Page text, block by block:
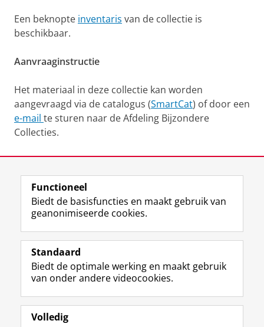
Een beknopte inventaris van de collectie is
beschikbaar.
Aanvraaginstructie
Het materiaal in deze collectie kan worden
aangevraagd via de catalogus (SmartCat) of door een
e-mail te sturen naar de Afdeling Bijzondere
Collecties.
View this page in:English
Volg ons op
M
a
t
o
o
I
n
t
r
De UB voor medewerkers
Praktisch
Functioneel
Biedt de basisfuncties en maakt gebruik van
geanonimiseerde cookies.
Standaard
Biedt de optimale werking en maakt gebruik
van onder andere videocookies.
Volledig